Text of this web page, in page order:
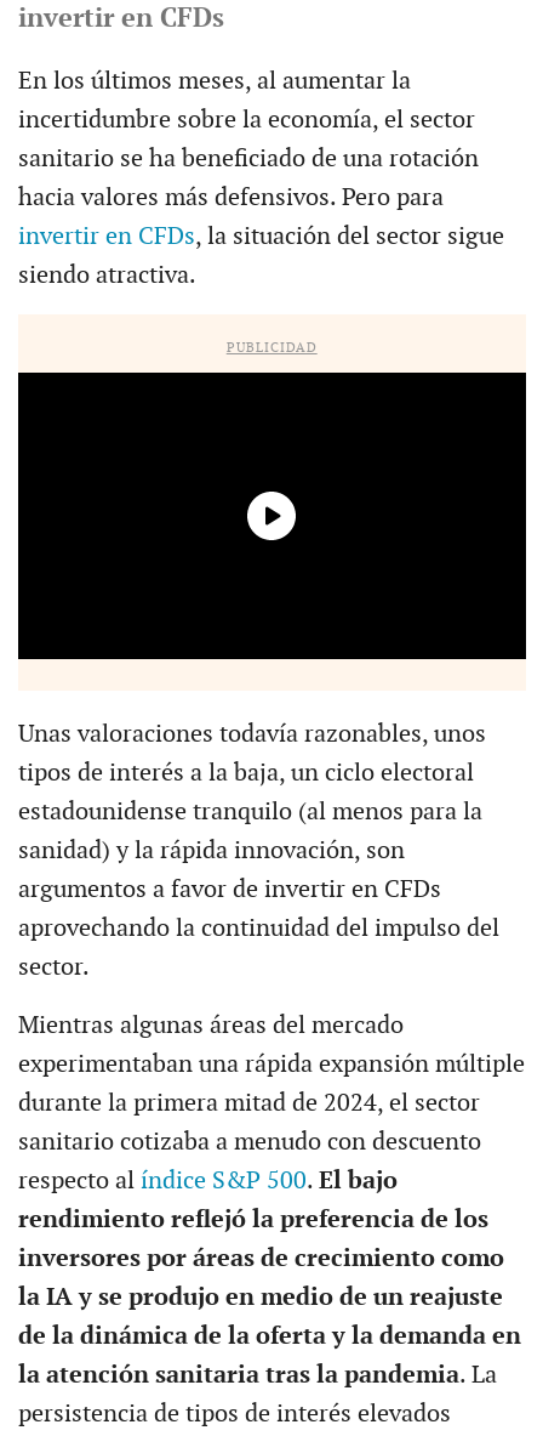
invertir en CFDs
En los últimos meses, al aumentar la
incertidumbre sobre la economía, el sector
sanitario se ha beneficiado de una rotación
hacia valores más defensivos. Pero para
invertir en CFDs, la situación del sector sigue
siendo atractiva.
PUBLICIDAD
Unas valoraciones todavía razonables, unos
tipos de interés a la baja, un ciclo electoral
estadounidense tranquilo (al menos para la
sanidad) y la rápida innovación, son
argumentos a favor de invertir en CFDs
aprovechando la continuidad del impulso del
sector.
Mientras algunas áreas del mercado
experimentaban una rápida expansión múltiple
durante la primera mitad de 2024, el sector
sanitario cotizaba a menudo con descuento
respecto al índice S&P 500. El bajo
rendimiento reflejó la preferencia de los
inversores por áreas de crecimiento como
la IA y se produjo en medio de un reajuste
de la dinámica de la oferta y la demanda en
la atención sanitaria tras la pandemia. La
persistencia de tipos de interés elevados